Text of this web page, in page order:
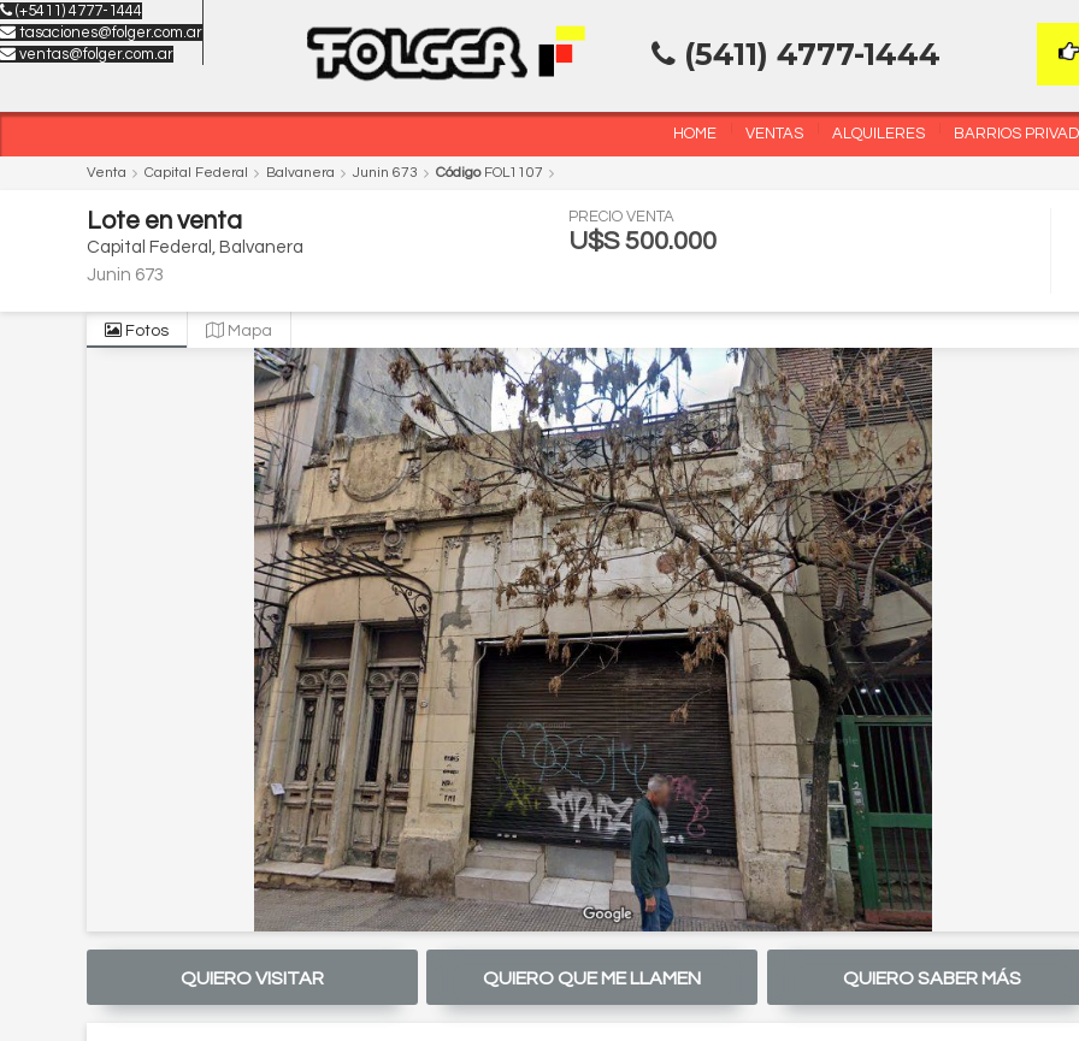
(+5411) 4777-1444
tasaciones@folger.com.ar
ventas@folger.com.ar
(5411) 4777-1444
HOME VENTAS ALQUILERES BARRIOS
Venta Capital Federal Balvanera Junin 673 Código FOL1107
Lote enventa
Capital Federal
Balvanera
Junin 673
PRECIO VENTA
U$S 500.000
Fotos Mapa
QUIERO VISITAR QUIERO QUE ME LLAMEN QUIERO SABER MÁS